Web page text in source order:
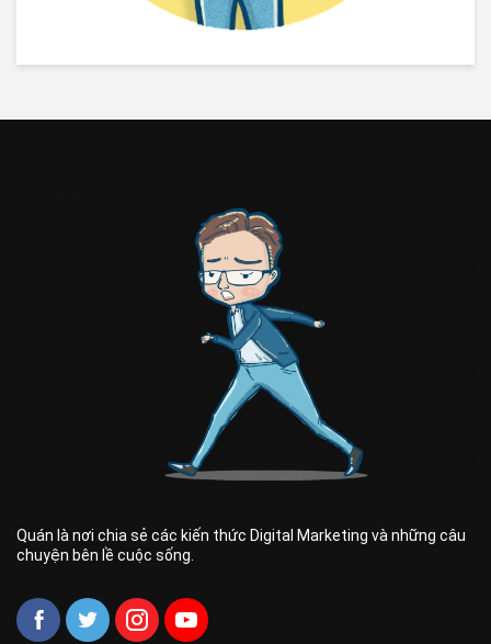
Quán là nơi chia sẻ các kiến thức Digital Marketing và những câu
chuyện bên lề cuộc sống.